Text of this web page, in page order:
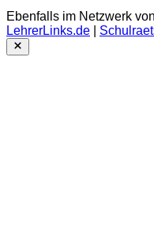
Ebenfalls im Netzwerk von
LehrerLinks.de
Close